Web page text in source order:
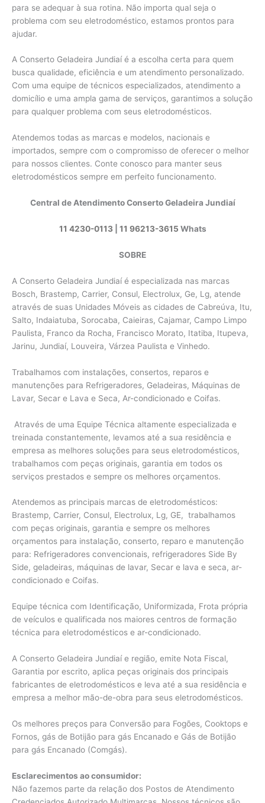
para se adequar à sua rotina. Não importa qual seja o
problema com seu eletrodoméstico, estamos prontos para
ajudar.
A Conserto Geladeira Jundiaí é a escolha certa para quem
busca qualidade, eficiência e um atendimento personalizado.
Com uma equipe de técnicos especializados, atendimento a
domicílio e uma ampla gama de serviços, garantimos a solução
para qualquer problema com seus eletrodomésticos.
Atendemos todas as marcas e modelos, nacionais e
importados, sempre com o compromisso de oferecer o melhor
para nossos clientes. Conte conosco para manter seus
eletrodomésticos sempre em perfeito funcionamento.
Central de Atendimento Conserto Geladeira Jundiaí
11 4230-0113| 11 96213-3615 Whats
SOBRE
A Conserto Geladeira Jundiaí é especializada nas marcas
Bosch, Brastemp, Carrier, Consul, Electrolux, Ge, Lg, atende
através de suas Unidades Móveis as cidades de Cabreúva, Itu,
Salto, Indaiatuba, Sorocaba, Caieiras, Cajamar, Campo Limpo
Paulista, Franco da Rocha, Francisco Morato, Itatiba, Itupeva,
Jarinu, Jundiaí, Louveira, Várzea Paulista e Vinhedo.
Trabalhamos com instalações, consertos, reparos e
manutenções para Refrigeradores, Geladeiras, Máquinas de
Lavar, Secar e Lava e Seca, Ar-condicionado e Coifas.
Através de uma Equipe Técnica altamente especializada e
treinada constantemente, levamos até a sua residência e
empresa as melhores soluções para seus eletrodomésticos,
trabalhamos com peças originais, garantia em todos os
serviços prestados e sempre os melhores orçamentos.
Atendemos as principais marcas de eletrodomésticos:
Brastemp, Carrier, Consul, Electrolux, Lg, GE, trabalhamos
com peças originais, garantia e sempre os melhores
orçamentos para instalação, conserto, reparo e manutenção
para: Refrigeradores convencionais, refrigeradores Side By
Side, geladeiras, máquinas de lavar, Secar e lava e seca, ar-
condicionado e Coifas.
Equipe técnica com Identificação, Uniformizada, Frota própria
de veículos e qualificada nos maiores centros de formação
técnica para eletrodomésticos e ar-condicionado.
A Conserto Geladeira Jundiaí e região, emite Nota Fiscal,
Garantia por escrito, aplica peças originais dos principais
fabricantes de eletrodomésticos e leva até a sua residência e
empresa a melhor mão-de-obra para seus eletrodomésticos.
Os melhores preços para Conversão para Fogões, Cooktops e
Fornos, gás de Botijão para gás Encanado e Gás de Botijão
para gás Encanado (Comgás).
Esclarecimentos ao consumidor:
Não fazemos parte da relação dos Postos de Atendimento